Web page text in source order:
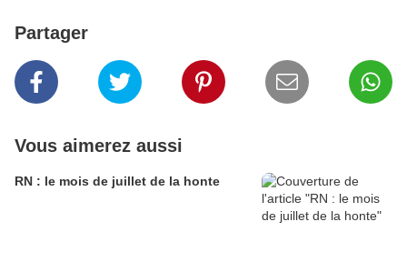
Partager
Vous aimerez aussi
RN : le mois de juillet de la honte